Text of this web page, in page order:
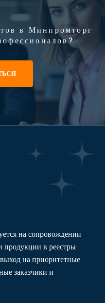
в Минпромторг
на сопровождении
продукции в реестры
на приоритетные
заказчики и